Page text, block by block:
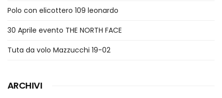
Polo con elicottero 109 leonardo
30 Aprile evento THE NORTH FACE
Tuta da volo Mazzucchi 19-02
ARCHIVI